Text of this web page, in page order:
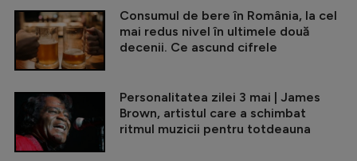
Consumul de bere în România, la cel
mai redus nivel în ultimele două
decenii. Ce ascund cifrele
Personalitatea zilei 3 mai | James
Brown, artistul care a schimbat
ritmul muzicii pentru totdeauna